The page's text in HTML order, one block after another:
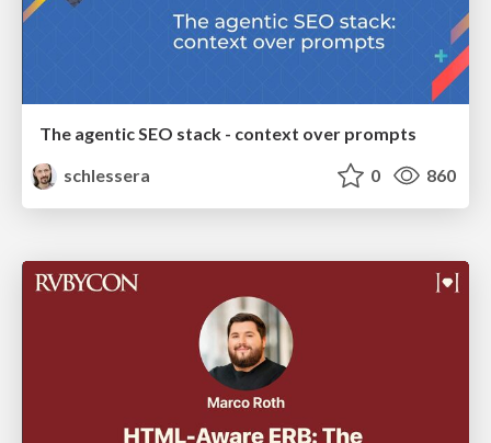
The agentic SEO stack - context over prompts
schlessera
0 860